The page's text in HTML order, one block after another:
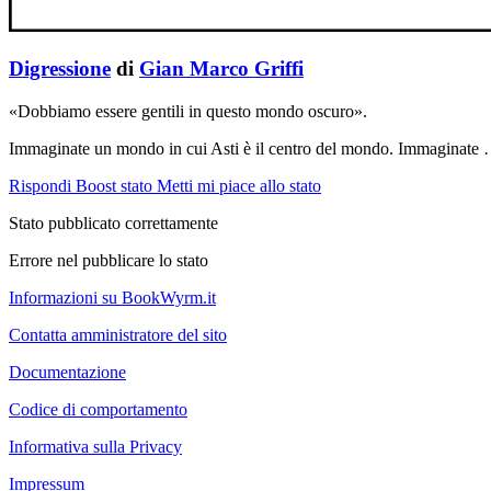
Digressione di Gian Marco Griffi
«Dobbiamo essere gentili in questo mondo oscuro».
Immaginate un mondo in cui Asti è il centro del mondo. Immaginate
Rispondi Boost stato Metti mi piace allo stato
Stato pubblicato correttamente
Errore nel pubblicare lo stato
Informazioni su BookWyrm.it
Contatta amministratore del sito
Documentazione
Codice di comportamento
Informativa sulla Privacy
Impressum